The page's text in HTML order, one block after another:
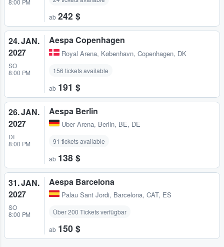
8:00 PM
ab 242 $
24. JAN.
2027
SO
8:00 PM
Aespa Copenhagen
Royal Arena, København, Copenhagen, DK
156 tickets available
ab 191 $
26. JAN.
2027
DI
8:00 PM
Aespa Berlin
Uber Arena, Berlin, BE, DE
91 tickets available
ab 138 $
31. JAN.
2027
SO
8:00 PM
Aespa Barcelona
Palau Sant Jordi, Barcelona, CAT, ES
Über 200 Tickets verfügbar
ab 150 $